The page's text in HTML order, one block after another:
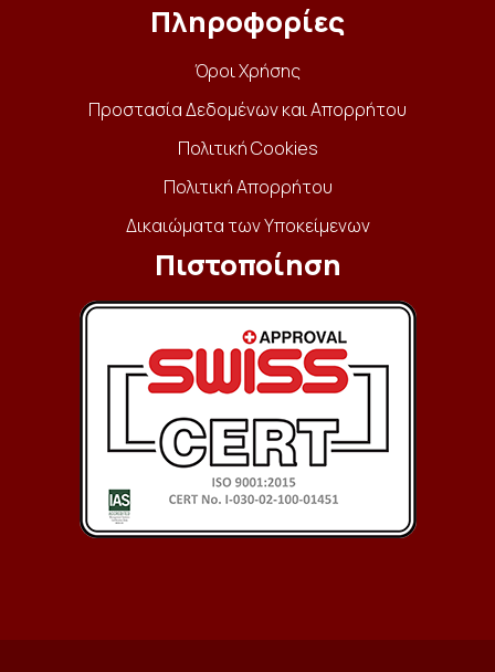
Πληροφορίες
Όροι Χρήσης
Προστασία Δεδομένων και Απορρήτου
Πολιτική Cookies
Πολιτική Απορρήτου
Δικαιώματα των Υποκείμενων
Πιστοποίηση